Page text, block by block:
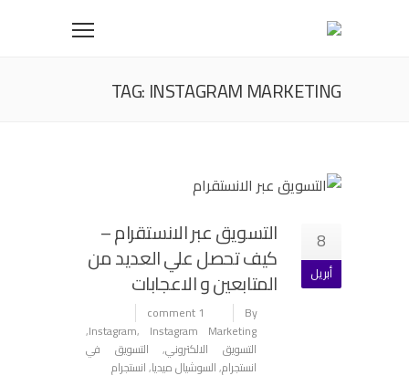
TAG: INSTAGRAM MARKETING
8
أبريل
التسويق عبر الانستقرام –
كيف تحصل علي العديد من
المتابعين و الاعجابات
By
1 comment
Instagram, Instagram Marketing
,
التسويق الالكتروني, التسويق في
انستجرام,السوشيال ميديا,انستجرام